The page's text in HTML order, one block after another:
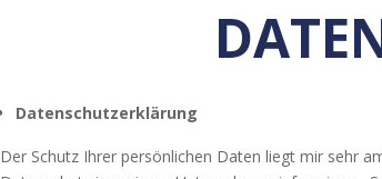
Datenschutzerklärung
Der Schutz Ihrer persönlichen Daten liegt mir sehr